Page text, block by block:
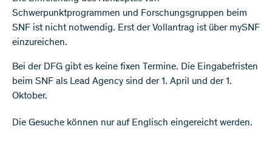
Schwerpunktprogrammen und Forschungsgruppen beim
SNF ist nicht notwendig. Erst der Vollantrag ist über mySNF
einzureichen.
Bei der DFG gibt es keine fixen Termine. Die Eingabefristen
beim SNF als Lead Agency sind der 1. April und der 1.
Oktober.
Die Gesuche können nur auf Englisch eingereicht werden.